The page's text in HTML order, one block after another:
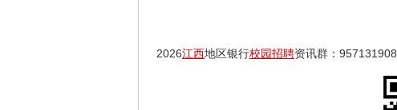
2026江西地区银行校园招聘资讯群：957131908